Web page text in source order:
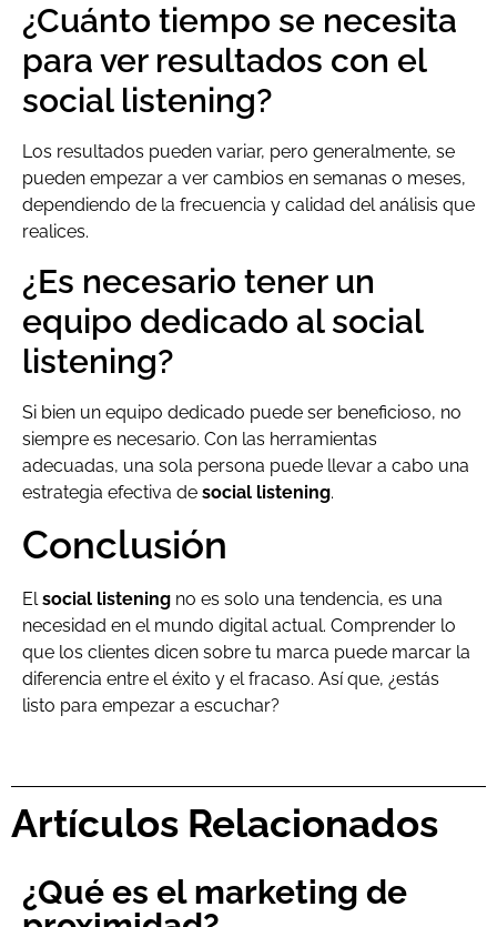
¿Cuánto tiempo se necesita
para ver resultados con el
social listening?
Los resultados pueden variar, pero generalmente, se
pueden empezar a ver cambios en semanas o meses,
dependiendo de la frecuencia y calidad del análisis que
realices.
¿Es necesario tener un
equipo dedicado al social
listening?
Si bien un equipo dedicado puede ser beneficioso, no
siempre es necesario. Con las herramientas
adecuadas, una sola persona puede llevar a cabo una
estrategia efectiva de social listening.
Conclusión
Elsocial listening no es solo una tendencia, es una
necesidad en el mundo digital actual. Comprender lo
que los clientes dicen sobre tu marca puede marcar la
diferencia entre el éxito y el fracaso. Así que, ¿estás
listo para empezar a escuchar?
Artículos Relacionados
¿Qué es el marketing de